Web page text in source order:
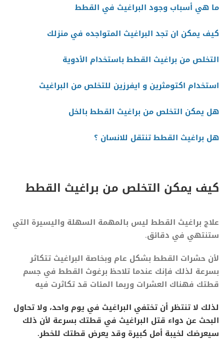
ما هي أسباب وجود البراغيث في القطط
كيف يمكن ان تجد البراغيث المتواجده في منزلك
التخلص من براغيث القطط باستخدام الأدوية
استخدام اكتومثرين و ايفرزين للتخلص من البراغيث
هل يمكن التخلص من براغيث القطط بالخل
هل براغيث القطط تنتقل للانسان ؟
كيف يمكن التخلص من براغيث القطط
علاج براغيث القطط ليس بالمهمة السهلة واليسيرة التي
ستنتهي في دقائق.
لأن حشرات القطط بشكل عام وبخاصة البراغيث تتكاثر
بسرعة لذلك فإنك عندما تلاحظ برغوث القطط في جسم
قطتك فهناك العشرات وربما المئات قد تكاثرت فيه
لذلك لا تنتظر أن تختفي البراغيث في يوم واحد، ولا تحاول
البحث عن دواء قتل البراغيث في قطتك بسرعة لأن ذلك
سيعرضك لخيبة أمل كبيرة وقد يعرض قطتك للخطر.